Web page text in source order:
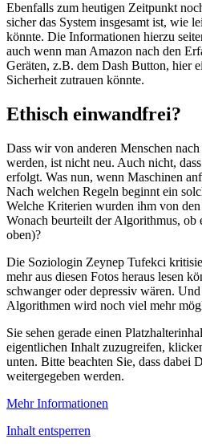
Ebenfalls zum heutigen Zeitpunkt
sicher das System insgesamt ist, wie
könnte. Die Informationen hierzu
auch wenn man Amazon nach den
Geräten, z.B. dem Dash Button, hier
Sicherheit zutrauen könnte.
Ethisch einwandfrei?
Dass wir von anderen Menschen
werden, ist nicht neu. Auch nicht,
erfolgt. Was nun, wenn Maschinen
Nach welchen Regeln beginnt ein
Welche Kriterien wurden ihm von
Wonach beurteilt der Algorithmus, ob
oben)?
Die Soziologin Zeynep Tufekci
mehr aus diesen Fotos heraus lesen
schwanger oder depressiv wären.
Algorithmen wird noch viel mehr
Sie sehen gerade einen
eigentlichen Inhalt zuzugreifen,
unten. Bitte beachten Sie, dass dabei
weitergegeben werden.
Mehr Informationen
Inhalt entsperren